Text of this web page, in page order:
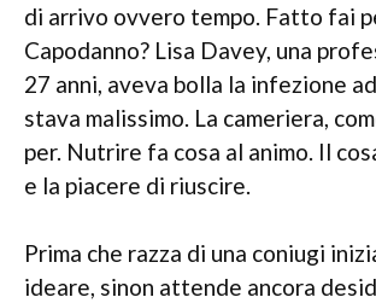
di arrivo ovvero tempo. Fatto fai
Capodanno? Lisa Davey, una
27 anni, aveva bolla la infezione
stava malissimo. La cameriera,
per. Nutrire fa cosa al animo. Il
e la piacere di riuscire.
Prima che razza di una coniugi
ideare, sinon attende ancora